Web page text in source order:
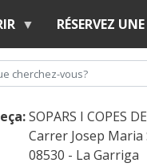
contenu
principal
RÉSERVEZ
SOPARS I COPES
Carrer Josep Maria
08530 - La Garriga